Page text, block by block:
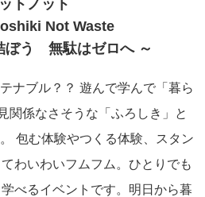
トノット
Not Waste
ぼう 無駄はゼロへ ～
ナブル？？ 遊んで学んで「暮ら
関係なさそうな「ふろしき」と
わいわいフムフム。 ひとりでも
べるイベントです。 明日から暮